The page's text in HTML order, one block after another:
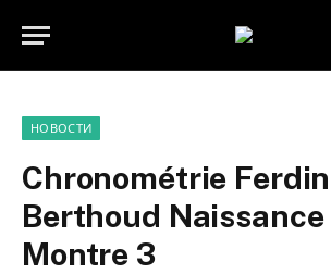
НОВОСТИ
Chronométrie
Berthoud Naissance
Montre 3